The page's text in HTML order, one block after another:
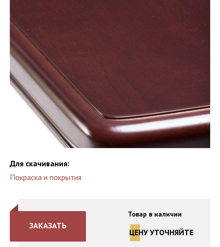
Для скачивания:
Покраска и покрытия
Товар в наличии
ЦЕНУ УТОЧНЯЙТЕ
ЗАКАЗАТЬ